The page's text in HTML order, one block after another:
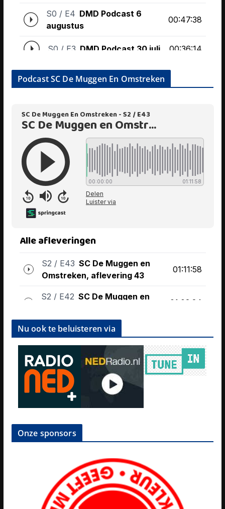
Podcast SC De Muggen En Omstreken
Nu ook te beluisteren via
Onze sponsors